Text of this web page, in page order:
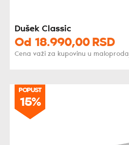
Dušek Classic
Od 18.990,00 RSD
Cena važi za kupovinu u
POPUST
15%
POPUST
15%